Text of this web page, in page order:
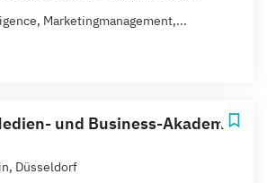
Marketingmanagement,...
und Business-Akademie
Düsseldorf